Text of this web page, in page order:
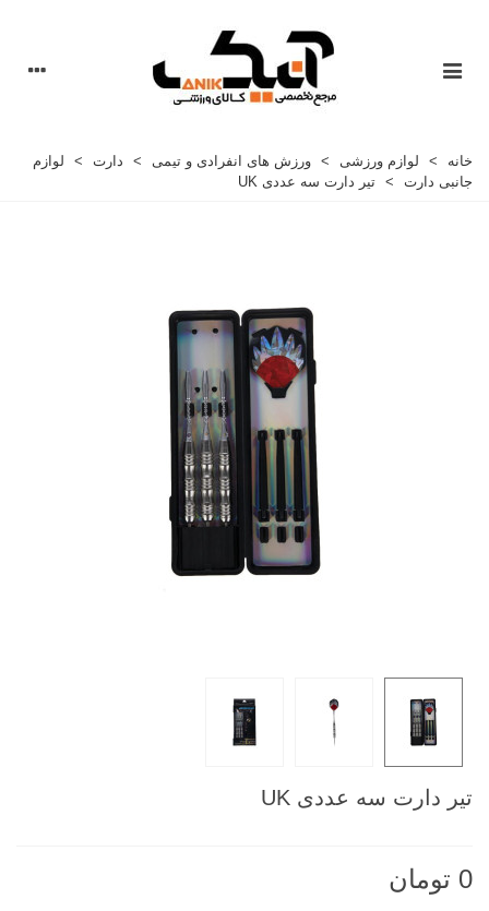
خانه > لوازم ورزشی > ورزش های انفرادی و تیمی > دارت >
لوازم
جانبی دارت
> تیر دارت سه عددی UK
تیر دارت سه عددی UK
0 تومان